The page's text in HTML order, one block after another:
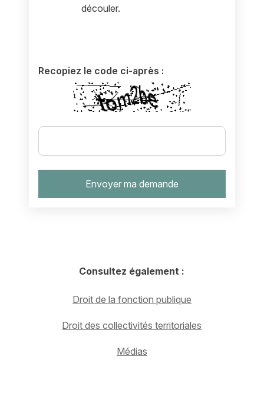
découler.
Recopiez le code ci-après :
Consultez également :
Droit de la fonction publique
Droit des collectivités territoriales
Médias